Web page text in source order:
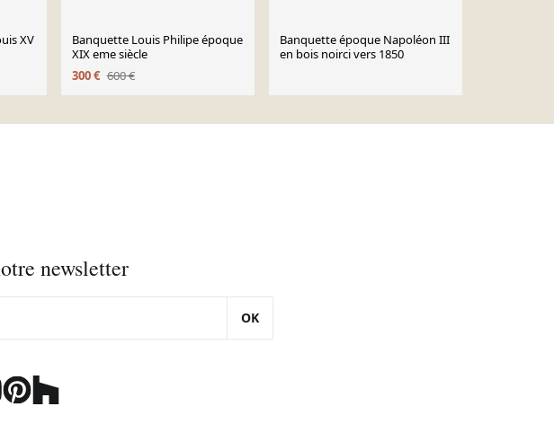
XV
Banquette Louis Philipe époque
XIX eme siècle
300 € 600 €
Banquette époque Napoléon III
en bois noirci vers 1850
newsletter
OK